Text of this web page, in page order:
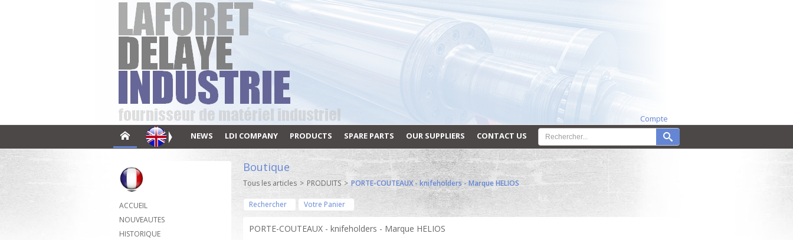
Compte
NEWS
LDI COMPANY PRODUCTS SPARE PARTS OUR SUPPLIERS CONTACT US
ACCUEIL
NOUVEAUTES
HISTORIQUE
Boutique
Tous les articles > PRODUITS > PORTE-COUTEAUX - knifeholders - Marque HELIOS
Rechercher Votre Panier
PORTE-COUTEAUX - knifeholders - Marque HELIOS